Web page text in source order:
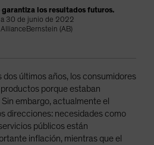
los resultados futuros.
a 30 de junio de 2022
(AB)
dos últimos años, los consumidores
porque estaban
embargo, actualmente el
direcciones: necesidades como
públicos están
inflación, mientras que el